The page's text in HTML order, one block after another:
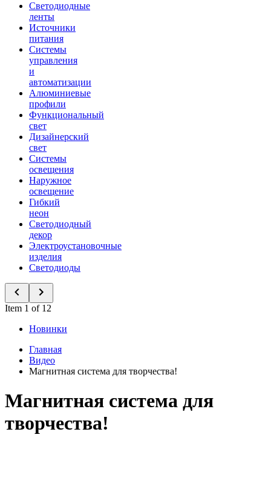
Светодиодные
ленты
Источники
питания
Системы
управления
и
автоматизации
Алюминиевые
профили
Функциональный
свет
Дизайнерский
свет
Системы
освещения
Наружное
освещение
Гибкий
неон
Светодиодный
декор
Электроустановочные
изделия
Светодиоды
Item 1 of 12
Новинки
Главная
Видео
Магнитная система для творчества!
Магнитная система для
творчества!